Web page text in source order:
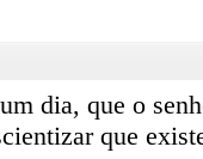
dia, que o
que